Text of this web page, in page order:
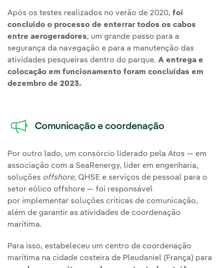
Após os testes realizados no verão de 2020, foi
concluído o processo de enterrar todos os cabos
entre aerogeradores, um grande passo para a
segurança da navegação e para a manutenção das
atividades pesqueiras dentro do parque. A entrega e
colocação em funcionamento foram concluídas em
dezembro de 2023.
Comunicação e coordenação
Por outro lado, um consórcio liderado pela Atos — em
associação com a SeaRenergy, líder em engenharia,
soluções offshore, QHSE e serviços de pessoal para o
setor eólico offshore — foi responsável
por implementar soluções críticas de comunicação,
além de garantir as atividades de coordenação
marítima.
Para isso, estabeleceu um centro de coordenação
marítima na cidade costeira de Pleudaniel (França) para